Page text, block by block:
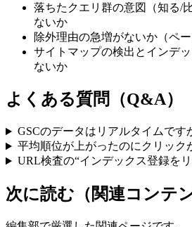
落ちたクエリ群の意図（知る/
ないか
除外理由の急増がないか（ペー
サイトマップの検出とインデ
ないか
よくある質問（Q&A）
GSCのデータはリアルタイムです
平均順位が上がったのにクリック
URL検査の“インデックス登録を
次に読む（関連コンテン